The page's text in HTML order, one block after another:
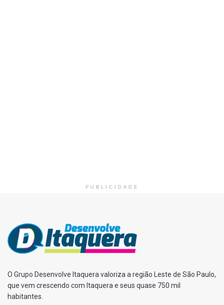
PUBLICIDADE
O Grupo Desenvolve Itaquera valoriza a região Leste de São Paulo,
que vem crescendo com Itaquera e seus quase 750 mil
habitantes.